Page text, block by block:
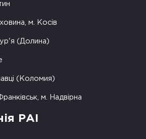
м. Косів
(Долина)
(Коломия)
м. Надвірна
РАІ